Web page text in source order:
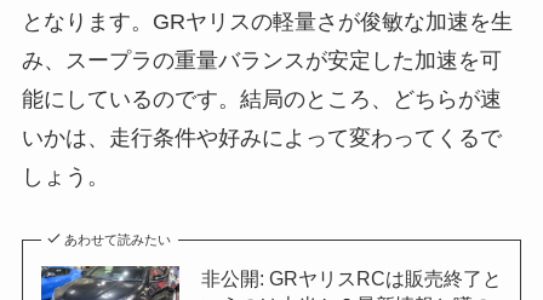
となります。GRヤリスの軽量さが俊敏な加速を生
み、スープラの重量バランスが安定した加速を可
能にしているのです。結局のところ、どちらが速
いかは、走行条件や好みによって変わってくるで
しょう。
あわせて読みたい
非公開: GRヤリスRCは販売終了と